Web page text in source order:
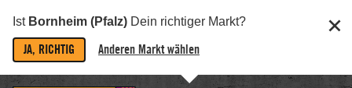
Ist Bornheim (Pfalz) Dein richtiger Markt?
JA, RICHTIG Anderen Markt wählen